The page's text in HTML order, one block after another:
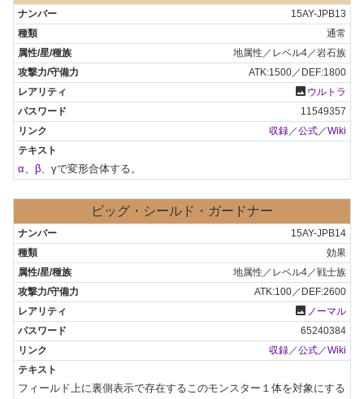
15AY-JPB13
通常
地属性／レベル4／岩石族
ATK:1500／DEF:1800
photo ウルトラ
11549357
収録／公式／Wiki
α、 β、γで変形合体する。
ビッグ・シールド・ガードナー
15AY-JPB14
効果
地属性／レベル4／戦士族
ATK:100／DEF:2600
photo ノーマル
65240384
収録／公式／Wiki
フィールド上に裏側表示で存在するこのモンスター１体を対象にする